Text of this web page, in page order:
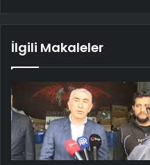
İlgili Makaleler